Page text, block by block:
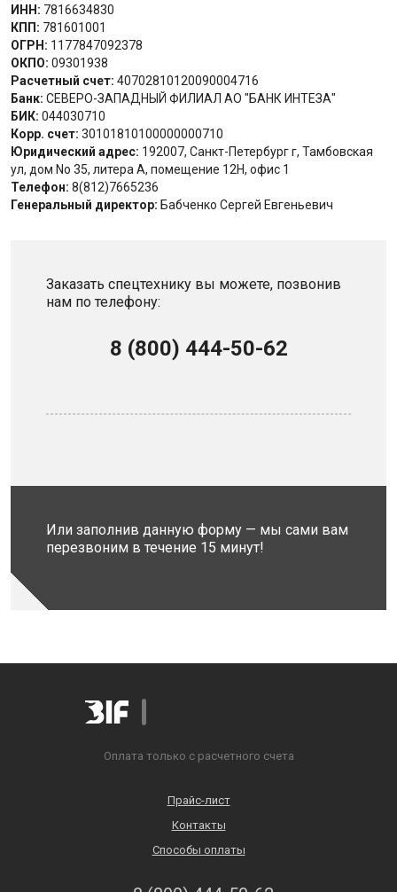
ИНН: 7816634830
КПП: 781601001
ОГРН: 1177847092378
ОКПО: 09301938
Расчетный счет: 40702810120090004716
Банк: СЕВЕРО-ЗАПАДНЫЙ ФИЛИАЛ АО "БАНК ИНТЕЗА"
БИК: 044030710
Корр. счет: 30101810100000000710
Юридический адрес: 192007, Санкт-Петербург г, Тамбовская
ул, дом No 35, литера А, помещение 12Н, офис 1
Телефон: 8(812)7665236
Генеральный директор: Бабченко Сергей Евгеньевич
Заказать спецтехнику вы можете, позвонив
нам по телефону:
8 (800) 444-50-62
Или заполнив данную форму — мы сами вам
перезвоним в течение 15 минут!
Оплата только с расчетного счета
Прайс-лист
Контакты
Способы оплаты